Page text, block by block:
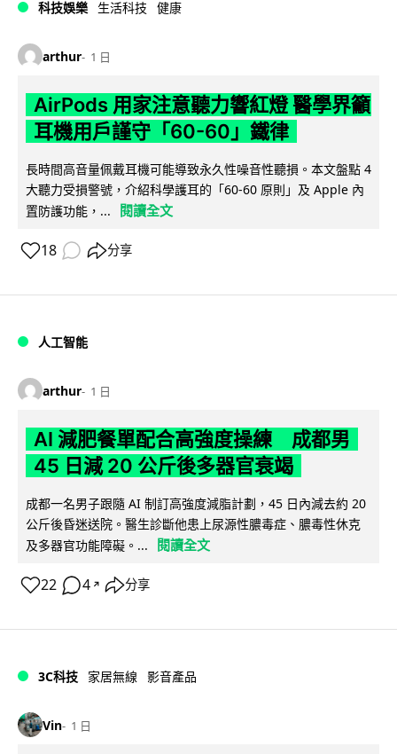
科技娛樂 生活科技 健康
arthur 1 日
AirPods 用家注意聽力響紅燈 醫學界籲
耳機用戶謹守「60-60」鐵律
長時間高音量佩戴耳機可能導致永久性噪音性聽損。本文盤點 4
大聽力受損警號，介紹科學護耳的「60-60 原則」及 Apple 內
置防護功能，...
閱讀全文
18 分享
人工智能
arthur 1 日
AI 減肥餐單配合高強度操練 成都男
45 日減 20 公斤後多器官衰竭
成都一名男子跟隨 AI 制訂高強度減脂計劃，45 日內減去約 20
公斤後昏迷送院。醫生診斷他患上尿源性膿毒症、膿毒性休克
及多器官功能障礙。...
閱讀全文
22 4 ↗ 分享
3C科技 家居無線 影音產品
Vin 1 日